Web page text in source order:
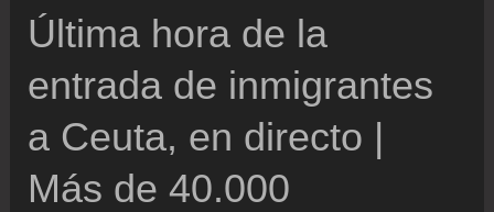
Última hora de la
entrada de inmigrantes
a Ceuta, en directo |
Más de 40.000